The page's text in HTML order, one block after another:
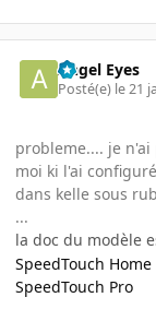
Angel Eyes
Posté(e) le 21
probleme.... je n'ai
moi ki l'ai
dans kelle sous
...
la doc du modèle
SpeedTouch Home
SpeedTouch Pro